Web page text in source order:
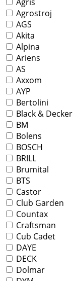
Agris
Agrostroj
AGS
Akita
Alpina
Ariens
AS
Axxom
AYP
Bertolini
Black & Decker
BM
Bolens
BOSCH
BRILL
Brumital
BTS
Castor
Club Garden
Countax
Craftsman
Cub Cadet
DAYE
DECK
Dolmar